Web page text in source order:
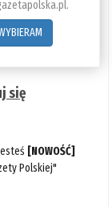
się
[NOWOŚĆ]
Polskiej"